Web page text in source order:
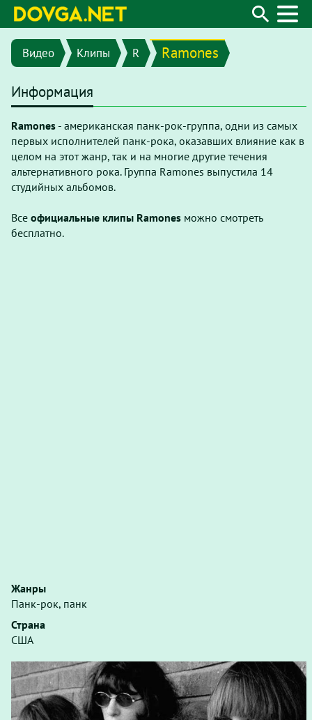
Видео Клипы R Ramones
Информация
Ramones - американская панк-рок-группа, одни из самых
первых исполнителей панк-рока, оказавших влияние как в
целом на этот жанр, так и на многие другие течения
альтернативного рока. Группа Ramones выпустила 14
студийных альбомов.
Все официальные клипы Ramones можно смотреть
бесплатно.
Жанры
Панк-рок, панк
Страна
США